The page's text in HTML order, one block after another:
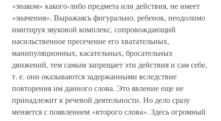
«знаком» какого-либо предмета или действия, не имеет
«значения». Выражаясь фигурально, ребенок, неодолимо
имитируя звуковой комплекс, сопровождающий
насильственное пресечение его хватательных,
манипуляционных, касательных, бросательных
движений, тем самым запрещает эти действия и сам себе,
т. е. они оказываются задержанными вследствие
повторения им данного слова. Это явление еще не
принадлежит к речевой деятельности. Но дело сразу
меняется с появлением «второго слова». Здесь огромный